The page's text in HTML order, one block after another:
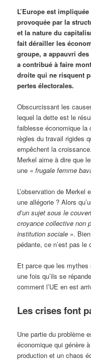
L’Europe est
provoquée par la
et la nature du
fait dérailler les
groupe, a appauvri
a contribué à faire
droite qui ne risquent
pertes électorales.
Obscurcissant les
lequel la dette est le
faiblesse économique la
règles du travail rigides
empêchent la
Merkel aime à dire que
une « frugale femme
L’observation de
une allégorie ? Alors
d’un sujet sous le
croyance collective non
institution sociale ».
pédante, ce n’est pas le
Et parce que les
une fois qu’ils se
comment l’UE en est
Les crises font
Une partie du problème
économique qui génère
production et un chaos